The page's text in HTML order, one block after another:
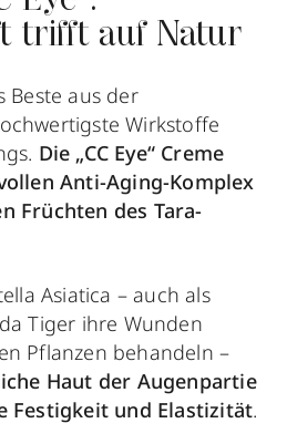
trifft auf Natur
Beste aus der
Wirkstoffe
Die „CC Eye“ Creme
Anti-Aging-Komplex
Früchten des Tara-
Asiatica – auch als
Tiger ihre Wunden
Pflanzen behandeln –
Haut der Augenpartie
Festigkeit und Elastizität.